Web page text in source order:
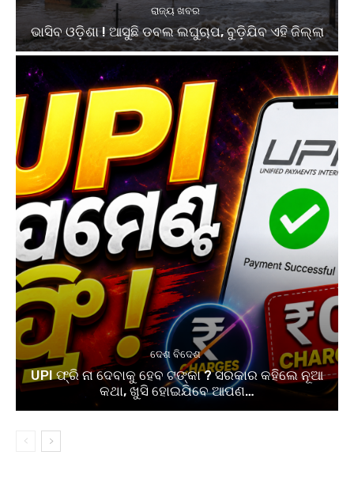
ରାଜ୍ୟ ଖବର
ଭାସିବ ଓଡ଼ିଶା ! ଆସୁଛି ଡବଲ ଲଘୁଚାପ, ବୁଡ଼ିଯିବ ଏହି ଜିଲ୍ଲା
ଦେଶ ବିଦେଶ
UPI ଫ୍ରି ନା ଦେବାକୁ ହେବ ଟଙ୍କା ? ସରକାର କହିଲେ ନୂଆ
କଥା, ଖୁସି ହୋଇଯିବେ ଆପଣ…